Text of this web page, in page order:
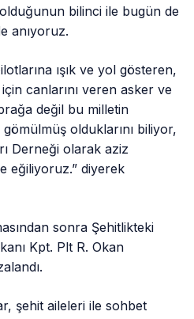
için canlarını veren asker ve
değil bu milletin
Derneği olarak aziz
eğiliyoruz.” diyerek
sonra Şehitlikteki
Kpt. Plt R. Okan
şehit aileleri ile sohbet
katılımcıların THY
şehitlerin kabirlerini ve
ve beyaz karanfiller